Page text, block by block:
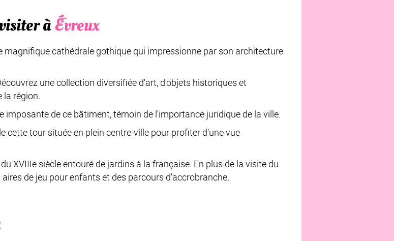
àÉvreux
magnifique cathédrale gothique qui impressionne par son architecture
une collection diversifiée d'art, d'objets historiques et
la région.
imposante de ce bâtiment, témoin de l'importance juridique de la ville.
cette tour située en plein centre-ville pour profiter d'une vue
XVIIIe siècle entouré de jardins à la française. En plus de la visite du
de jeu pour enfants et des parcours d'accrobranche.